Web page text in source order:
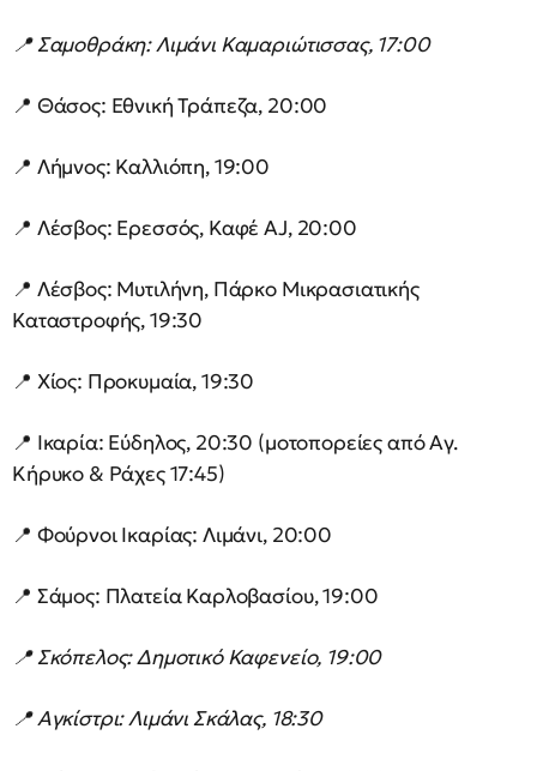
📍 Σαμοθράκη: Λιμάνι Καμαριώτισσας, 17:00
📍 Θάσος: Εθνική Τράπεζα, 20:00
📍 Λήμνος: Καλλιόπη, 19:00
📍 Λέσβος: Ερεσσός, Καφέ ΑJ, 20:00
📍 Λέσβος: Μυτιλήνη, Πάρκο Μικρασιατικής
Καταστροφής, 19:30
📍 Χίος: Προκυμαία, 19:30
📍 Ικαρία: Εύδηλος, 20:30 (μοτοπορείες από Αγ.
Κήρυκο & Ράχες 17:45)
📍 Φούρνοι Ικαρίας: Λιμάνι, 20:00
📍 Σάμος: Πλατεία Καρλοβασίου, 19:00
📍 Σκόπελος: Δημοτικό Καφενείο, 19:00
📍 Αγκίστρι: Λιμάνι Σκάλας, 18:30